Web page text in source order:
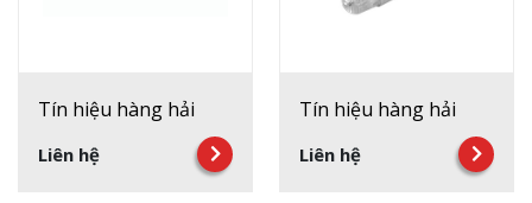
Tín hiệu hàng hải
Liên hệ
Tín hiệu hàng hải
Liên hệ